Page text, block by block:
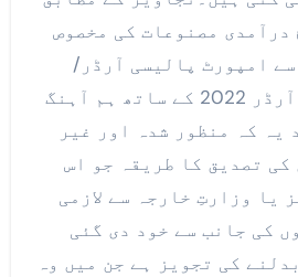
درآمدی مصنوعات کی مخصوص
امپورٹ پالیسی آرڈر/
ایکسپورٹ پالیسی آرڈر 2022 کے ساتھ ہم آہنگ
یہ کہ منظور شدہ اور غیر
کی تصدیق کا طریقہ جو اس
یا وزارتِ خارجہ سے لازمی
کی جانب سے خود دی گئی
کی تجویز ہے جن میں وہ